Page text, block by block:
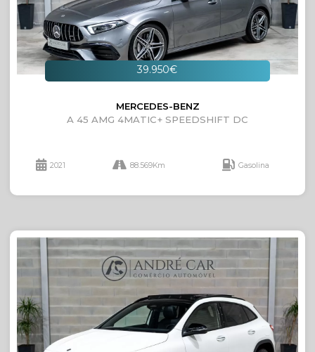
39.950€
MERCEDES-BENZ
A 45 AMG 4MATIC+ SPEEDSHIFT DC
2021 88.569Km Gasolina